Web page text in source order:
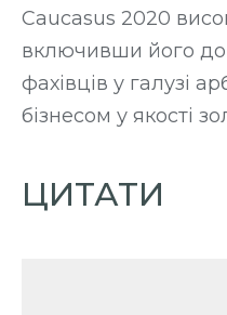
Caucasus 2020
включивши його до
фахівців у галузі
бізнесом у якості
ЦИТАТИ